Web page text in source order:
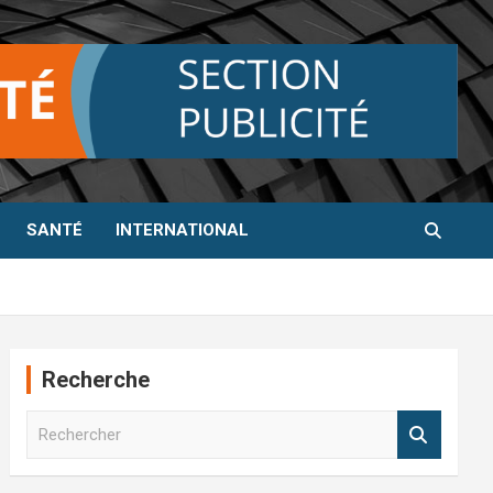
SANTÉ INTERNATIONAL
Recherche